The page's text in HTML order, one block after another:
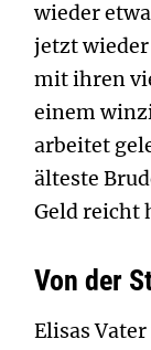
wieder
jetzt
mit ihren
einem
arbeitet
älteste
Geld reicht
Von der
Elisas